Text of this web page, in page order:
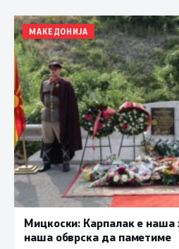
МАКЕДОНИЈА
Мицкоски: Карпалак е наша
наша обврска да паметиме